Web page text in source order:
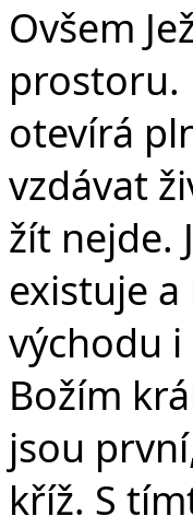
Ovšem
prostoru.
otevírá
vzdávat
žít nejde.
existuje
východu
Božím
jsou
kříž. S